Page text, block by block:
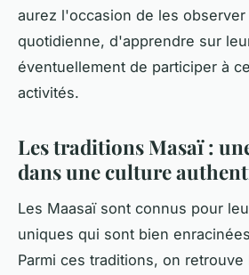
aurez l'occasion de les
quotidienne, d'apprendre sur
éventuellement de participer à
activités.
Les traditions Masaï :
dans une culture
Les Maasaï sont connus pour
uniques qui sont bien
Parmi ces traditions, on